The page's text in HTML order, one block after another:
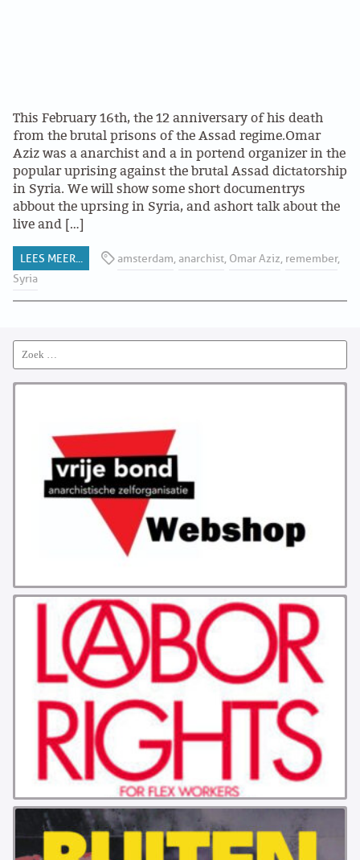
BUITEN DE ORDE
ABONNEMENT
ARCHIEF
WEBSITE
ARBEID
LINKS ARBEID
LABOUR RIGHTS
FACEBOOK
ENGLISH
ABOUT THE VRIJE BOND
PRINCIPLES
BECOME A MEMBER
SOLIDARITY FUND
HISTORY OF THE VRIJE BOND
FREE ASSOCIATION
This February 16th, the 12 anniversary of his death
from the brutal prisons of the Assad regime.Omar
Aziz was a anarchist and a in portend organizer in the
popular uprising against the brutal Assad dictatorship
in Syria. We will show some short documentrys
abbout the uprsing in Syria, and ashort talk about the
live and […]
LEES MEER... amsterdam, anarchist, Omar Aziz, remember,
Syria
Search
for: